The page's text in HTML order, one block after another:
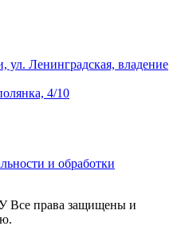
Ленинградская, владение
4/10
и обработки
права защищены и